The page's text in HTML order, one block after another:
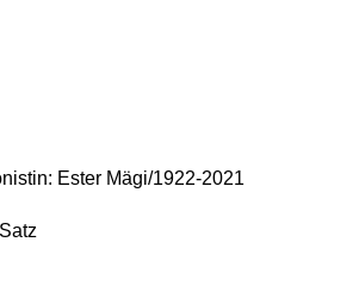
Ester Mägi/1922-2021